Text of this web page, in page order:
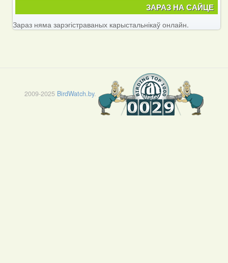
ЗАРАЗ НА САЙЦЕ
Зараз няма зарэгістраваных карыстальнікаў онлайн.
2009-2025 BirdWatch.by.